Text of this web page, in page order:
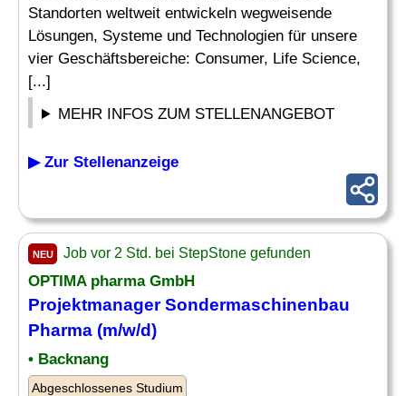
Standorten weltweit entwickeln wegweisende
Lösungen, Systeme und Technologien für unsere
vier Geschäftsbereiche: Consumer, Life Science,
[...]
MEHR INFOS ZUM STELLENANGEBOT
▶ Zur Stellenanzeige
NEU Job vor 2 Std. bei StepStone gefunden
OPTIMA pharmaGmbH
Projektmanager Sondermaschinenbau
Pharma (m/w/d)
• Backnang
Abgeschlossenes Studium